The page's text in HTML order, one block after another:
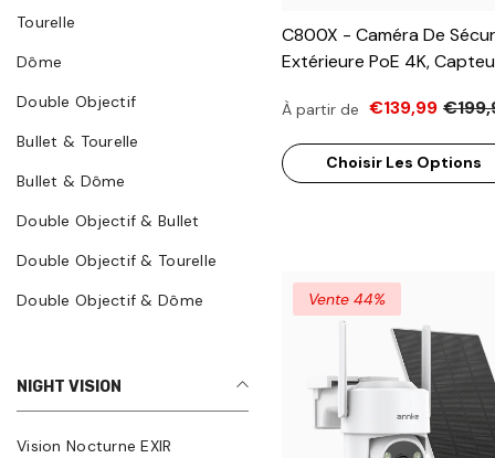
Tourelle
Dôme
Double Objectif
Bullet & Tourelle
Bullet & Dôme
Double Objectif & Bullet
Double Objectif & Tourelle
Double Objectif & Dôme
NIGHT VISION
Vision Nocturne EXIR
C800X - Caméra De
Extérieure PoE 4K,
Lux), Sirène Et Alarme
Stroboscopique, Audio
Bidirectionnel, Détection De
À partir de €139,99
Choisir Les Options
Vente 44%